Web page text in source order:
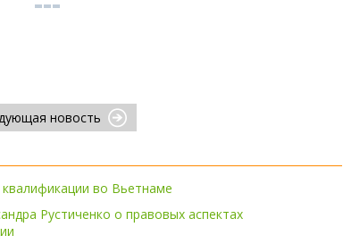
новость
во Вьетнаме
Рустиченко о правовых аспектах